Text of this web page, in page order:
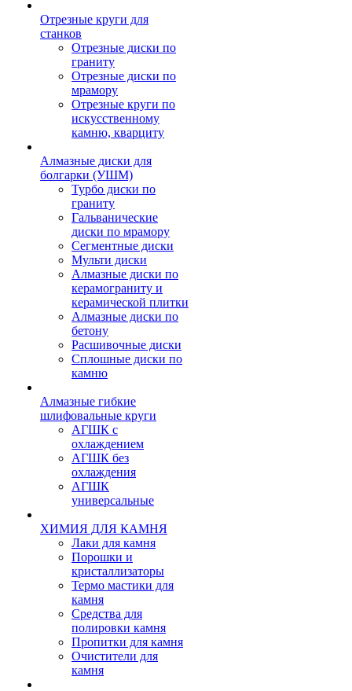
Отрезные круги для
станков
Отрезные диски по
граниту
Отрезные диски по
мрамору
Отрезные круги по
искусственному
камню, кварциту
Алмазные диски для
болгарки (УШМ)
Турбо диски по
граниту
Гальванические
диски по мрамору
Сегментные диски
Мульти диски
Алмазные диски по
керамограниту и
керамической плитки
Алмазные диски по
бетону
Расшивочные диски
Сплошные диски по
камню
Алмазные гибкие
шлифовальные круги
АГШК с
охлаждением
АГШК без
охлаждения
АГШК
универсальные
ХИМИЯ ДЛЯ КАМНЯ
Лаки для камня
Порошки и
кристаллизаторы
Термо мастики для
камня
Средства для
полировки камня
Пропитки для камня
Очистители для
камня